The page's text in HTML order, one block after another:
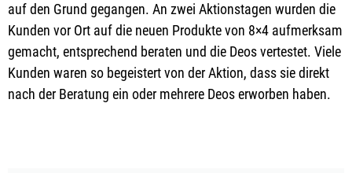
auf den Grund gegangen. An zwei Aktionstagen wurden die
Kunden vor Ort auf die neuen Produkte von 8×4 aufmerksam
gemacht, entsprechend beraten und die Deos vertestet. Viele
Kunden waren so begeistert von der Aktion, dass sie direkt
nach der Beratung ein oder mehrere Deos erworben haben.